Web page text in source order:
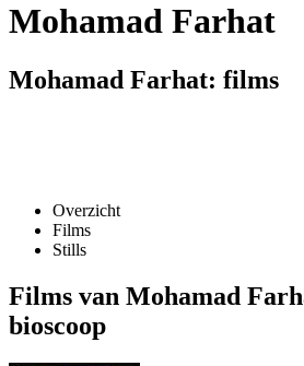
Mohamad Farhat
Mohamad Farhat: films
Overzicht
Films
Stills
Films van Mohamad
bioscoop